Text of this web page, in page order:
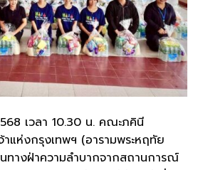
เวลา 10.30 น. คณะภคินี
าแห่งกรุงเทพฯ (อารามพระหฤทัย
ทางฝ่าความลำบากจากสถานการณ์